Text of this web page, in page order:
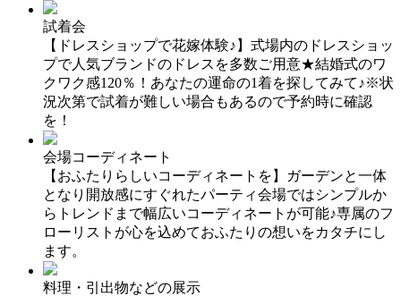
試着会
【ドレスショップで花嫁体験♪】式場内のドレスショッ
プで人気ブランドのドレスを多数ご用意★結婚式のワ
クワク感120％！あなたの運命の1着を探してみて♪※状
況次第で試着が難しい場合もあるので予約時に確認
を！
会場コーディネート
【おふたりらしいコーディネートを】ガーデンと一体
となり開放感にすぐれたパーティ会場ではシンプルか
らトレンドまで幅広いコーディネートが可能♪専属のフ
ローリストが心を込めておふたりの想いをカタチにし
ます。
料理・引出物などの展示